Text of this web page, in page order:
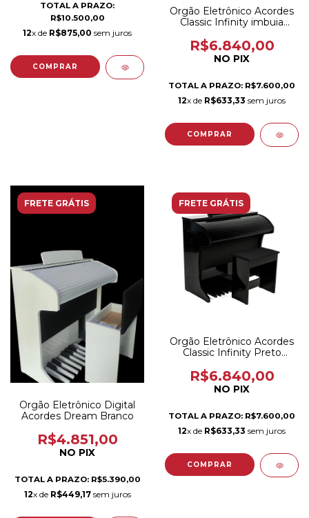
TOTAL A PRAZO:
R$10.500,00
12x de R$875,00 sem juros
Orgão Eletrônico Acordes
Classic Infinity imbuia
R$6.840,00
NO PIX
TOTAL A PRAZO: R$7.600,00
12x de R$633,33 sem juros
FRETE GRÁTIS
Orgão Eletrônico Digital
Acordes Dream Branco
R$4.851,00
NO PIX
TOTAL A PRAZO: R$5.390,00
12x de R$449,17sem juros
FRETE GRÁTIS
Orgão Eletrônico Acordes
Classic Infinity Preto
R$6.840,00
NO PIX
TOTAL A PRAZO: R$7.600,00
12x de R$633,33 sem juros